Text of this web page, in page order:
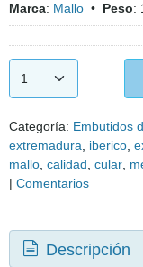
Marca: Mallo • Peso:
Categoría: Embutidos
extremadura
iberico
mallo calidad cular
| Comentarios
Descripción